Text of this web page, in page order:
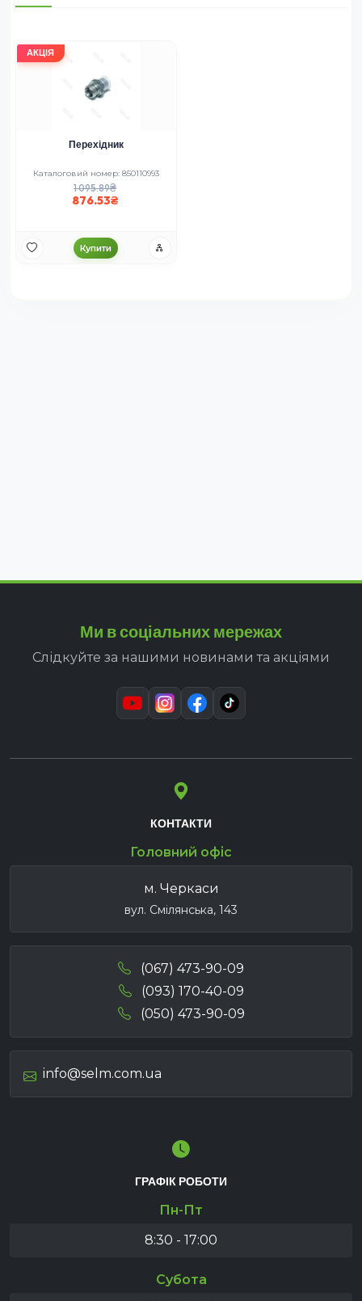
АКЦІЯ
Перехідник
Каталоговий номер: 850110993
1 095.89
876.53
Купити
Ми в соціальних мережах
Слідкуйте за нашими новинами та акціями
КОНТАКТИ
Головний офіс
м. Черкаси
вул. Смілянська, 143
(067) 473-90-09
(093) 170-40-09
(050) 473-90-09
info@selm.com.ua
ГРАФІК РОБОТИ
Пн-Пт
8:30 - 17:00
Субота